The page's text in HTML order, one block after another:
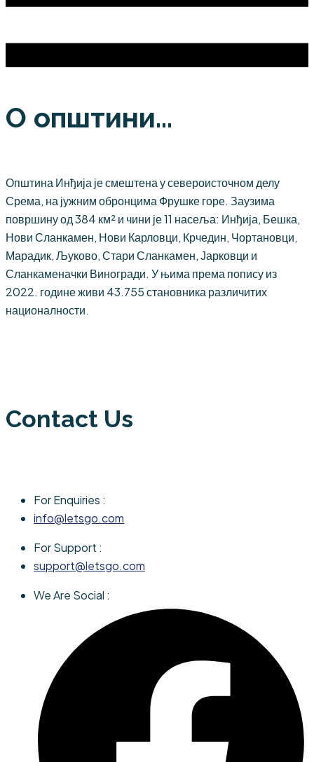
О општини...
Општина Инђија је смештена у североисточном делу
Срема, на јужним обронцима Фрушке горе. Заузима
површину од 384 км² и чини је 11 насеља: Инђија, Бешка,
Нови Сланкамен, Нови Карловци, Крчедин, Чортановци,
Марадик, Љуково, Стари Сланкамен, Јарковци и
Сланкаменачки Виногради. У њима према попису из
2022. године живи 43.755 становника различитих
националности.
Contact Us
For Enquiries :
info@letsgo.com
For Support :
support@letsgo.com
We Are Social :